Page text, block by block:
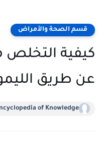
قسم الصحة والأمراض
كيفية التخلص
عن طريق
of Knowledge